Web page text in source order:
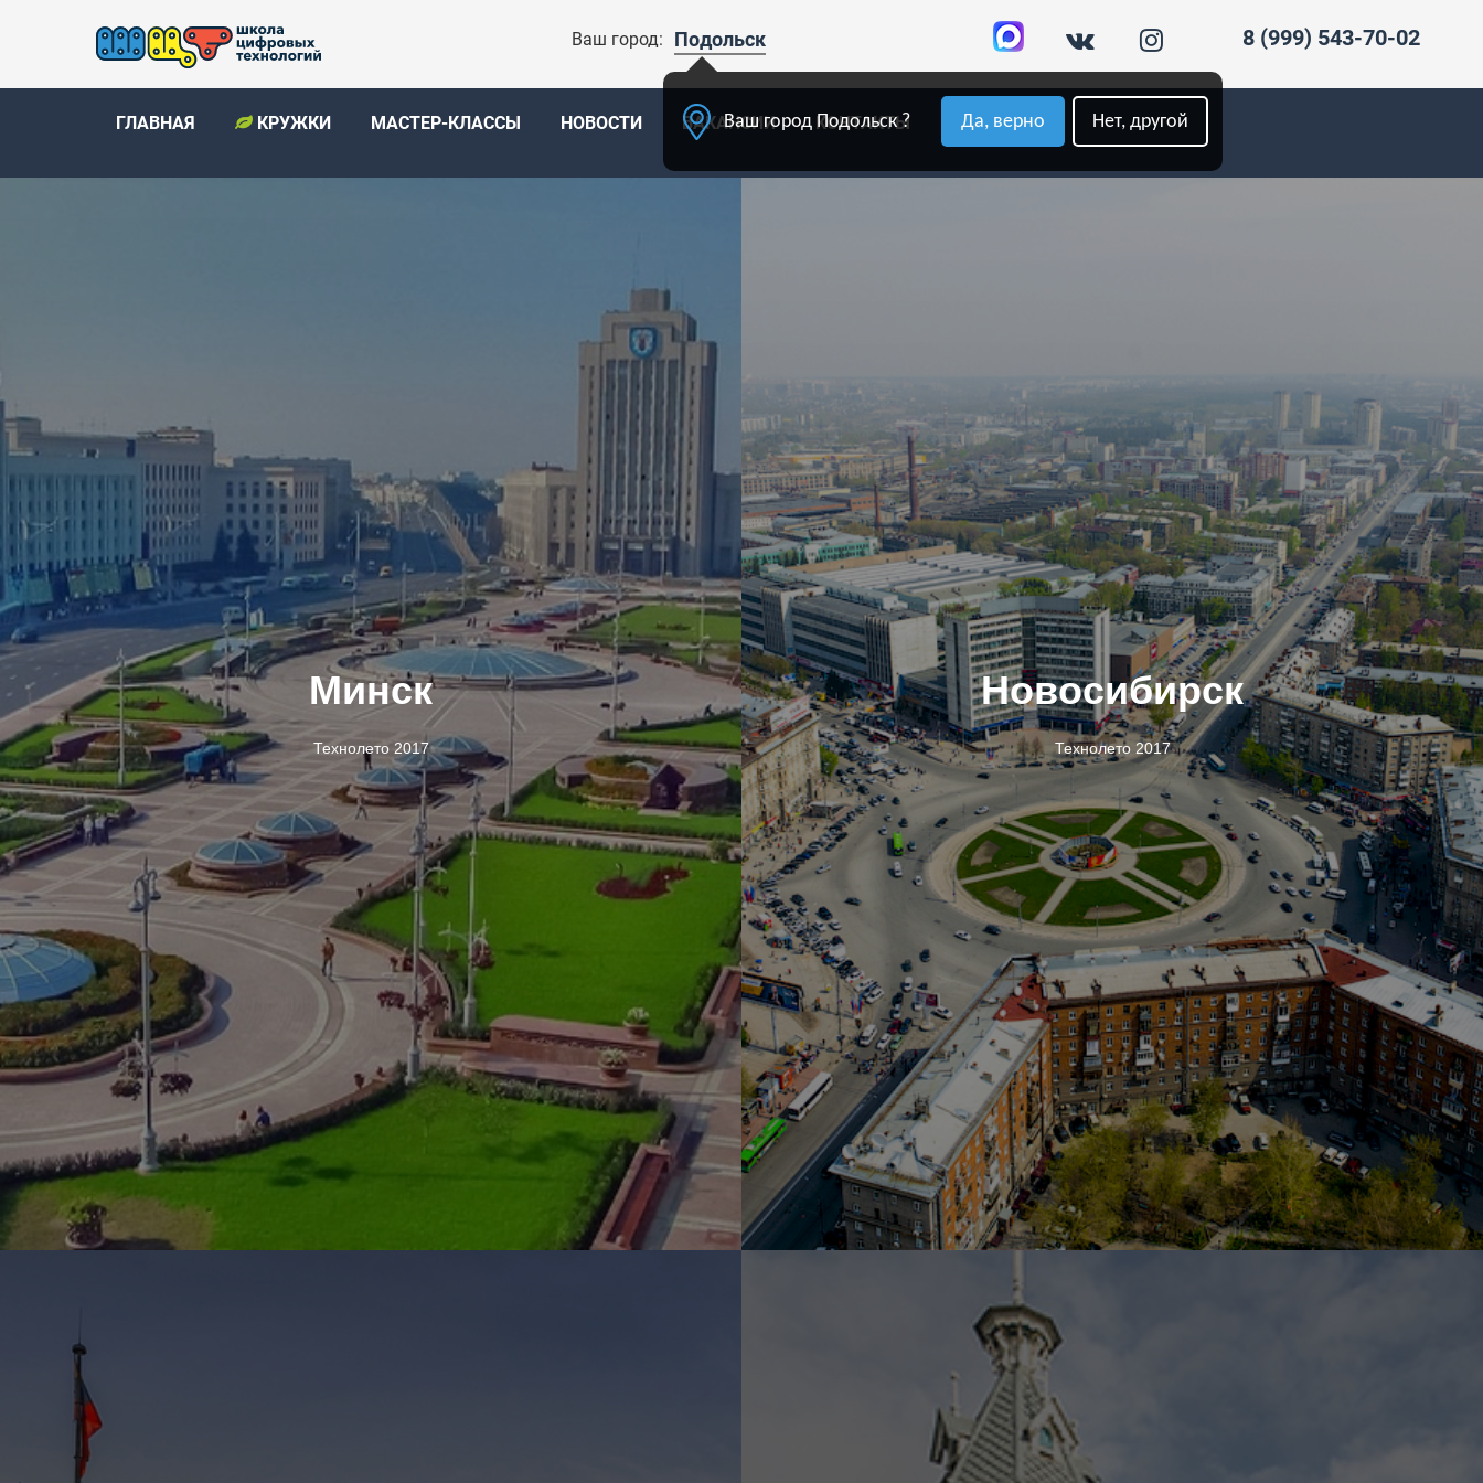
Ваш город: Подольск
Ваш город Подольск ? Да, верно Нет, другой
8 (999) 543-70-02
ГЛАВНАЯ КРУЖКИ МАСТЕР-КЛАССЫ НОВОСТИ ВАКАНСИИ КОНТАКТЫ ОПЛАТА
Минск
Технолето 2017
Новосибирск
Технолето 2017